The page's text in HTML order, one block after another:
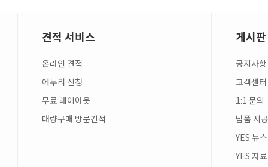
견적 서비스
온라인 견적
에누리 신청
무료 레이아웃
대량구매 방문견적
게시판
공지사항
고객센터
1:1 문의
납품 시
YES 뉴
YES 자